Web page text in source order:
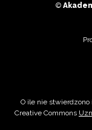
©
O ile nie
Creative Commons